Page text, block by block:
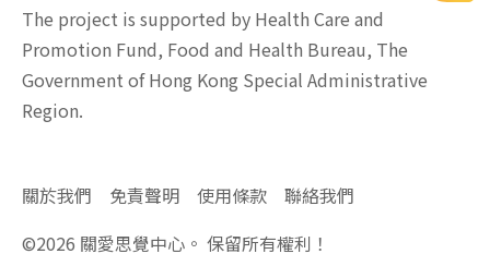
The project is supported by Health Care and
Promotion Fund, Food and Health Bureau, The
Government of Hong Kong Special Administrative
Region.
關於我們 免責聲明 使用條款
聯絡我們
©2026 關愛思覺中心。 保留所有權利！